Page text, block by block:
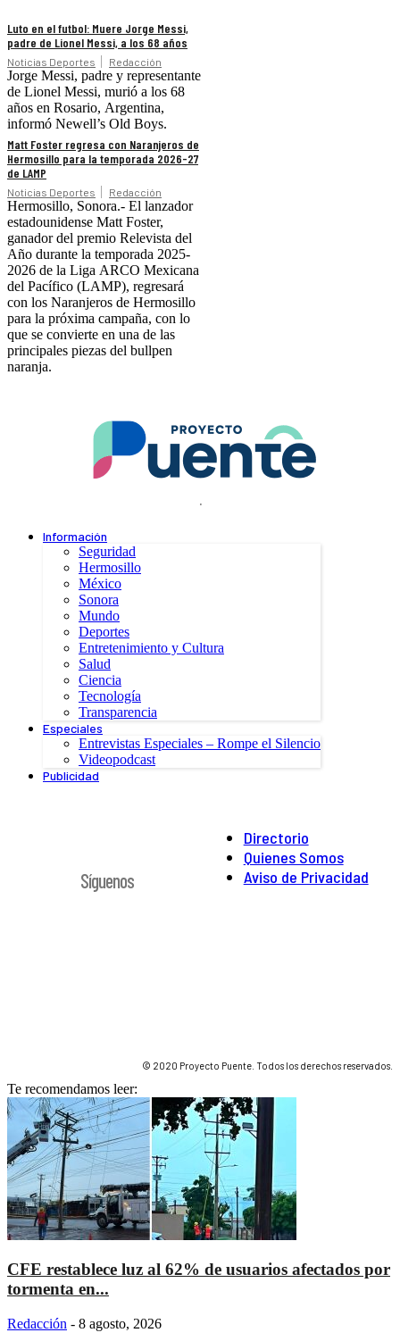
Luto en el futbol: Muere Jorge Messi,
padre de Lionel Messi, a los 68 años
Noticias Deportes Redacción
Jorge Messi, padre y representante
de Lionel Messi, murió a los 68
años en Rosario, Argentina,
informó Newell’s Old Boys.
Matt Foster regresa con Naranjeros de
Hermosillo para la temporada 2026-27
de LAMP
Noticias Deportes Redacción
Hermosillo, Sonora.- El lanzador
estadounidense Matt Foster,
ganador del premio Relevista del
Año durante la temporada 2025-
2026 de la Liga ARCO Mexicana
del Pacífico (LAMP), regresará
con los Naranjeros de Hermosillo
para la próxima campaña, con lo
que se convierte en una de las
principales piezas del bullpen
naranja.
.
Información
Seguridad
Hermosillo
México
Sonora
Mundo
Deportes
Entretenimiento y Cultura
Salud
Ciencia
Tecnología
Transparencia
Especiales
Entrevistas Especiales – Rompe el Silencio
Videopodcast
Publicidad
Directorio
Quienes Somos
Aviso de Privacidad
Síguenos
© 2020 Proyecto Puente. Todos los derechos reservados.
Te recomendamos leer:
CFE restablece luz al 62% de usuarios afectados por
tormenta en...
Redacción - 8 agosto, 2026